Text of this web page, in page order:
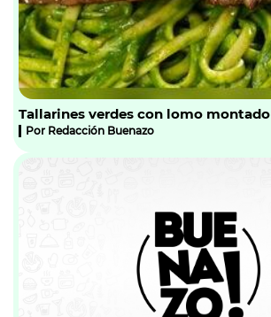
Tallarines verdes con lomo
Por Redacción Buenazo